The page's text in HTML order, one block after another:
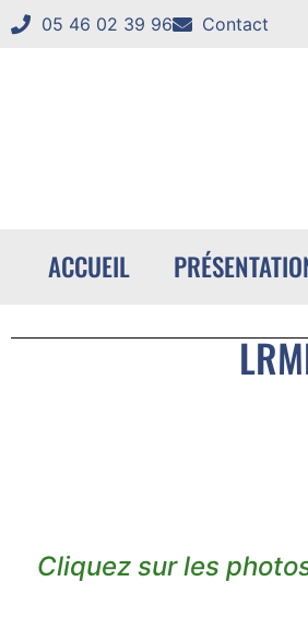
05 46 02 39 96 Contact
ACCUEIL
Cliquez sur les